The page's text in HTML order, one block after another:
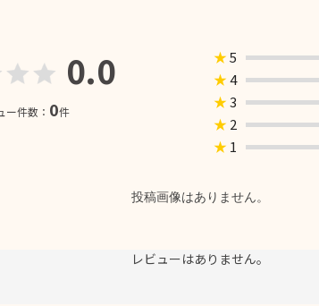
0.0
ー件数： 0件
★5
★4
★3
★ 2
★ 1
投稿画像はありません。
レビューはありません。